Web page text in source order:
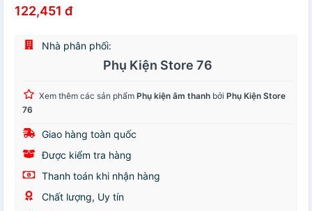
122,451 đ
Nhà phân phối:
Phụ Kiện Store 76
Xem thêm các sản phẩm Phụ kiện âm thanh bởi Phụ Kiện Store
76
Giao hàng toàn quốc
Được kiểm tra hàng
Thanh toán khi nhận hàng
Chất lượng, Uy tín